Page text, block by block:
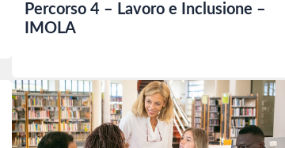
Percorso 4 – Lavoro e Inclusione –
IMOLA